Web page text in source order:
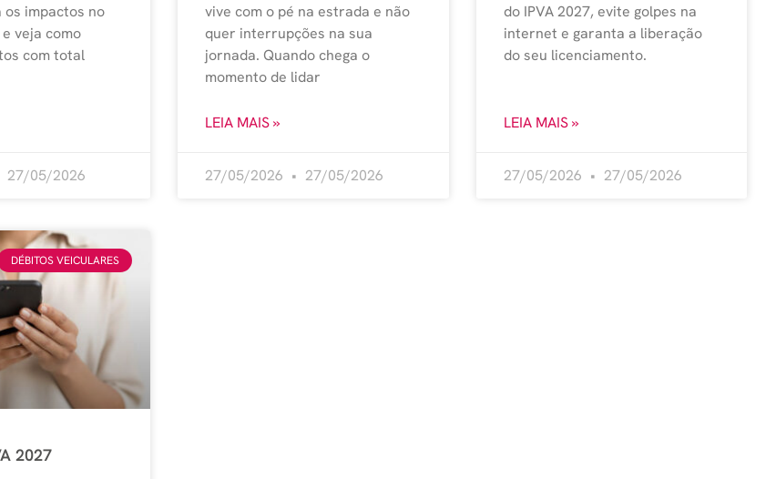
impactos no
veja como
com total
27/05/2026
vive com o pé na estrada e não
quer interrupções na sua
jornada. Quando chega o
momento de lidar
LEIA MAIS »
27/05/2026 27/05/2026
do IPVA 2027, evite golpes na
internet e garanta a liberação
do seu licenciamento.
LEIA MAIS »
27/05/2026 27/05/2026
DÉBITOS VEICULARES
2027